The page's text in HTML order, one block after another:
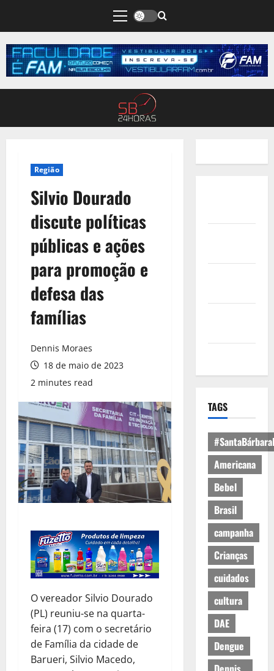
Região
Silvio Dourado
discute políticas
públicas e ações
para promoção e
defesa das
famílias
Dennis Moraes
18 de maio de 2023
2 minutes read
O vereador Silvio Dourado
(PL) reuniu-se na quarta-
feira (17) com o secretário
de Família da cidade de
Barueri, Silvio Macedo,
TAGS
Americana
Bebel
Brasil
campanha
Crianças
cuidados
cultura
DAE
Dengue